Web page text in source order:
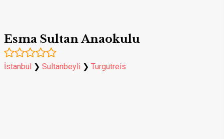
Esma Sultan Anaokulu
İstanbul ❯ Sultanbeyli ❯ Turgutreis